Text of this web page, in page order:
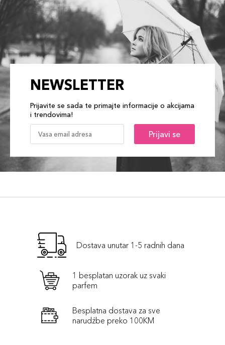
NEWSLETTER
Prijavite se sada te primajte informacije o akcijama
i trendovima!
Prijavi se
Dostava unutar 1-5 radnih dana
1 besplatan uzorak uz svaki
parfem
Besplatna dostava za sve
narudźbe preko 100KM